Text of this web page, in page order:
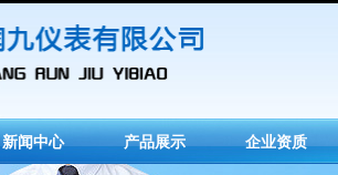
新闻中心 产品展示 企业资质